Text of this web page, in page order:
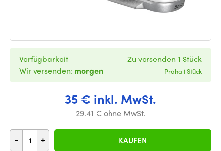
35 € inkl. MwSt.
29.41 € ohne MwSt.
- + KAUFEN
Verfügbarkeit
Wir versenden: morgen
Zu versenden 1 Stück
Praha 1 Stück